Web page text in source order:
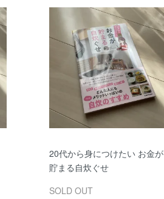
20代から身につけたい お金が
貯まる自炊ぐせ
SOLD OUT